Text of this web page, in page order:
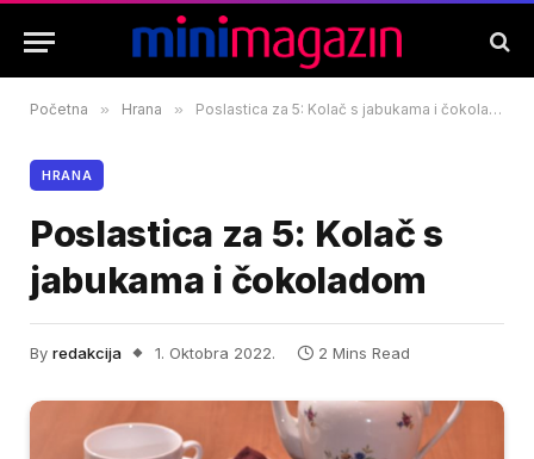
Početna » Hrana » Poslastica za 5: Kolač s jabukama i čokoladom
HRANA
Poslastica za 5: Kolač s
jabukama i čokoladom
By redakcija 1. Oktobra 2022. 2 Mins Read